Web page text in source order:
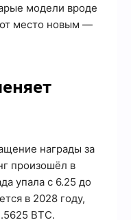
модели вроде
место новым —
награды за
произошёл в
упала с 6.25 до
в 2028 году,
BTC.